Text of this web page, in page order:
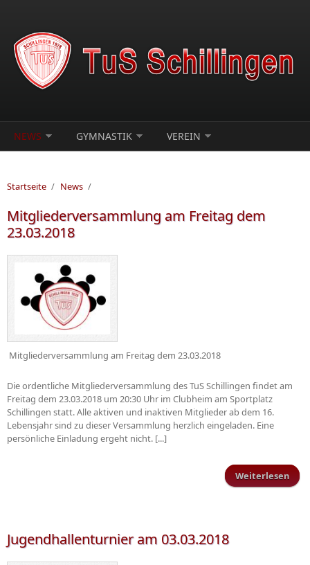
NEWS GYMNASTIK VEREIN
Startseite / News /
Mitgliederversammlung am Freitag dem
23.03.2018
Mitgliederversammlung am Freitag dem 23.03.2018
Die ordentliche Mitgliederversammlung des TuS Schillingen findet am
Freitag dem 23.03.2018 um 20:30 Uhr im Clubheim am Sportplatz
Schillingen statt. Alle aktiven und inaktiven Mitglieder ab dem 16.
Lebensjahr sind zu dieser Versammlung herzlich eingeladen. Eine
persönliche Einladung ergeht nicht. [...]
Weiterlesen
Jugendhallenturnier am 03.03.2018